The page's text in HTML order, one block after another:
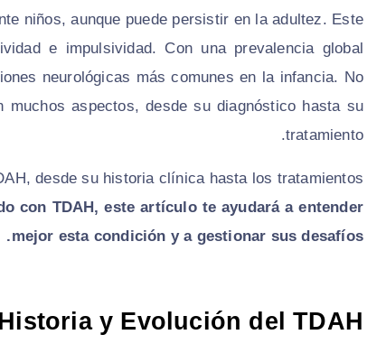
niños, aunque puede persistir en la adultez. Este
e impulsividad. Con una prevalencia global
neurológicas más comunes en la infancia. No
muchos aspectos, desde su diagnóstico hasta su
tratamiento.
desde su historia clínica hasta los tratamientos
con TDAH, este artículo te ayudará a entender
mejor esta condición y a gestionar sus desafíos.
y Evolución del TDAH